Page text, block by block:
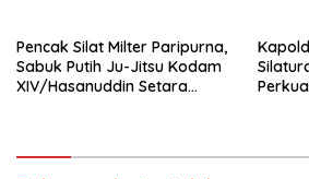
Pencak Silat Milter Paripurna,
Sabuk Putih Ju-Jitsu Kodam
XIV/Hasanuddin Setara